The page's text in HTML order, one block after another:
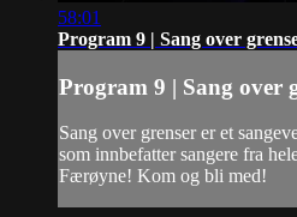
58:01
Program 9 | Sang over
Program 9 | Sang over
Sang over grenser er et
som innbefatter sangere fra
Færøyne! Kom og bli med!